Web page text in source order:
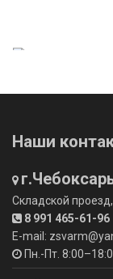
Наши
Складской
8 991 465-61-96
E-mail:
Пн.-Пт.